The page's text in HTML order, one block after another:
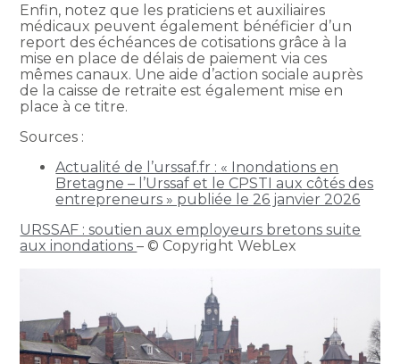
Enfin, notez que les praticiens et auxiliaires
médicaux peuvent également bénéficier d’un
report des échéances de cotisations grâce à la
mise en place de délais de paiement via ces
mêmes canaux. Une aide d’action sociale auprès
de la caisse de retraite est également mise en
place à ce titre.
Sources :
Actualité de l’urssaf.fr : « Inondations en
Bretagne – l’Urssaf et le CPSTI aux côtés des
entrepreneurs » publiée le 26 janvier 2026
URSSAF : soutien aux employeurs bretons suite
aux inondations– © Copyright WebLex